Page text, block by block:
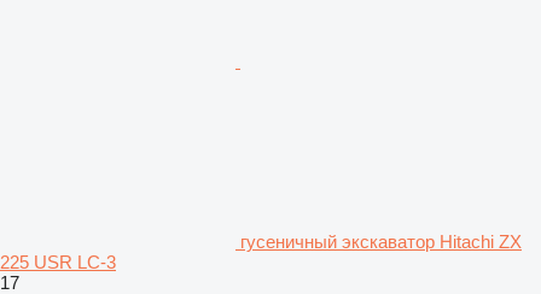
гусеничный экскаватор Hitachi ZX
225 USR LC-3
17